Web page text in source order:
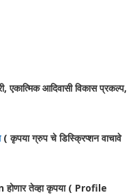
एकात्मिक आदिवासी विकास प्रकल्प,
( कृपया ग्रुप चे डिस्क्रिप्शन वाचावे
तेव्हा कृपया ( Profile